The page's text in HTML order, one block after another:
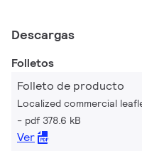
Descargas
Folletos
Folleto de producto
Localized commercial
pdf 378.6 kB
Ver